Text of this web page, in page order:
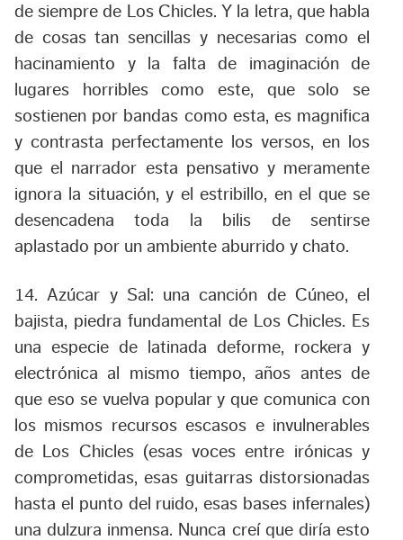
de siempre de Los Chicles. Y la letra, que habla
de cosas tan sencillas y necesarias como el
hacinamiento y la falta de imaginación de
lugares horribles como este, que solo se
sostienen por bandas como esta, es magnifica
y contrasta perfectamente los versos, en los
que el narrador esta pensativo y meramente
ignora la situación, y el estribillo, en el que se
desencadena toda la bilis de sentirse
aplastado por un ambiente aburrido y chato.
14. Azúcar y Sal: una canción de Cúneo, el
bajista, piedra fundamental de Los Chicles. Es
una especie de latinada deforme, rockera y
electrónica al mismo tiempo, años antes de
que eso se vuelva popular y que comunica con
los mismos recursos escasos e invulnerables
de Los Chicles (esas voces entre irónicas y
comprometidas, esas guitarras distorsionadas
hasta el punto del ruido, esas bases infernales)
una dulzura inmensa. Nunca creí que diría esto